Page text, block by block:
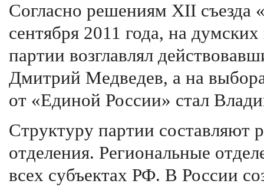
Согласно решениям XII
сентября 2011 года, на
партии возглавлял
Дмитрий Медведев, а на
от «Единой России» стал
Структуру партии составляют
отделения. Региональные
всех субъектах РФ. В России